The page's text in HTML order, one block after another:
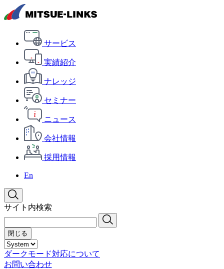
サービス
実績紹介
ナレッジ
セミナー
ニュース
会社情報
採用情報
En
サイト内検索
閉じる
ダークモード対応について
お問い合わせ